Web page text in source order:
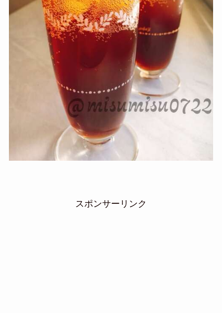
スポンサーリンク